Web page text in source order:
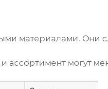
материалами. Они
ассортимент могут